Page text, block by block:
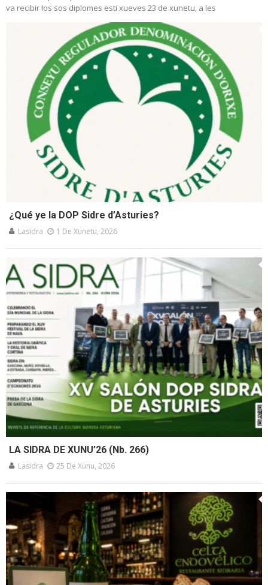
va recibir los sos diplomes esti xueves 23 de xunetu, a les
¿Qué ye la DOP Sidre d’Asturies?
Lasidra 1 De Xunetu, 2026
LA SIDRA DE XUNU’26 (Nb. 266)
Lasidra 25 De Xunu, 2026